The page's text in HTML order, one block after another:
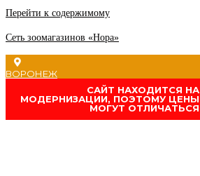
Перейти к содержимому
Сеть зоомагазинов «Нора»
ВОРОНЕЖ
CАЙТ НАХОДИТСЯ НА
МОДЕРНИЗАЦИИ, ПОЭТОМУ ЦЕНЫ
МОГУТ ОТЛИЧАТЬСЯ